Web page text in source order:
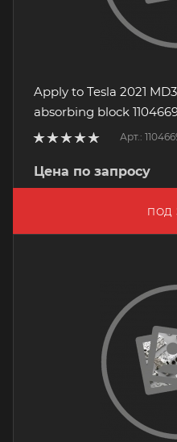
Apply to Tesla 2021
absorbing block
Арт.:
Цена по запросу
ПОД